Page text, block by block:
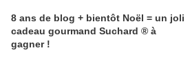
8 ans de blog + bientôt Noël = un joli
cadeau gourmand Suchard ® à
gagner !